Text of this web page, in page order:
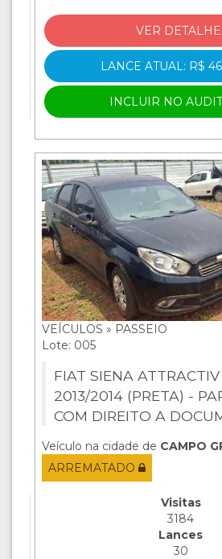
VER
LANCE ATUAL: R$
INCLUIR NO
VEÍCULOS » PASSEIO
Lote: 005
FIAT SIENA ATTRACTIV
2013/2014 (PRETA) -
COM DIREITO A
Veículo na cidade de CAMPO
ARREMATADO
Visitas
3184
Lances
30